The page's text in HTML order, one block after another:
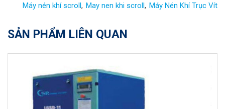
Máy nén khí scroll May nen khi scroll Máy Nén Khí Trục Vít
SẢN PHẨM LIÊN QUAN